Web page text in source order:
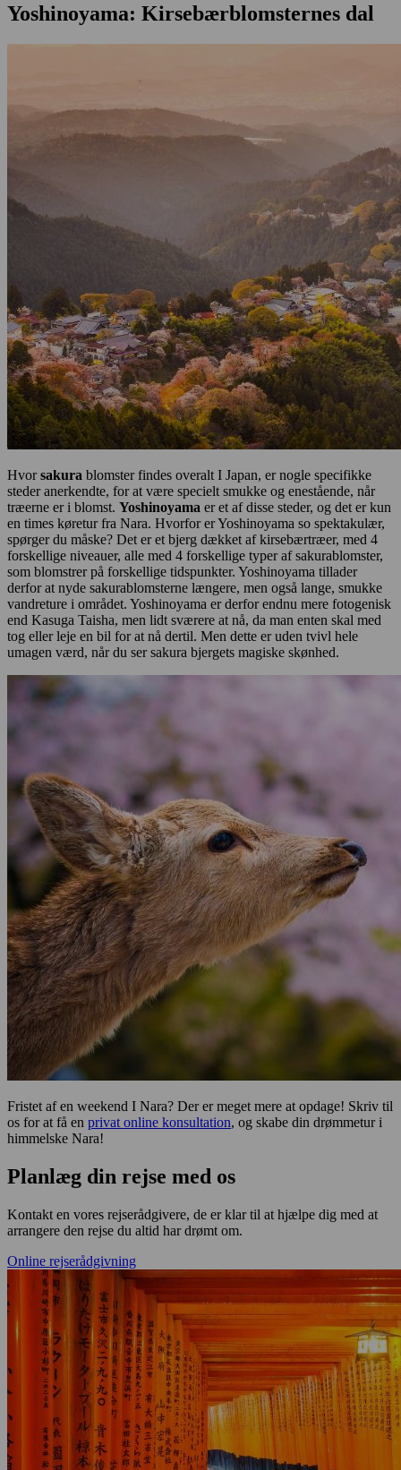
Yoshinoyama: Kirsebærblomsternes dal
Hvorsakura blomster findes overalt I Japan, er nogle specifikke
steder anerkendte, for at være specielt smukke og enestående, når
træerne er i blomst. Yoshinoyama er et af disse steder, og det er kun
en times køretur fra Nara. Hvorfor er Yoshinoyama so spektakulær,
spørger du måske? Det er et bjerg dækket af kirsebærtræer, med 4
forskellige niveauer, alle med 4 forskellige typer af sakurablomster,
som blomstrer på forskellige tidspunkter. Yoshinoyama tillader
derfor at nyde sakurablomsterne længere, men også lange, smukke
vandreture i området. Yoshinoyama er derfor endnu mere fotogenisk
end Kasuga Taisha, men lidt sværere at nå, da man enten skal med
tog eller leje en bil for at nå dertil. Men dette er uden tvivl hele
umagen værd, når du ser sakura bjergets magiske skønhed.
Fristet af en weekend I Nara? Der er meget mere at opdage! Skriv til
os for at få en privat online konsultation, og skabe din drømmetur i
himmelske Nara!
Planlæg din rejse med os
Kontakt en vores rejserådgivere, de er klar til at hjælpe dig med at
arrangere den rejse du altid har drømt om.
Online rejserådgivning